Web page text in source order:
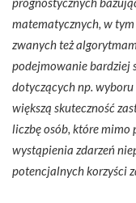
matematycznych, w
zwanych też
podejmowanie bardziej
dotyczących np. wyboru
większą skuteczność
liczbę osób, które
wystąpienia zdarzeń
potencjalnych korzyści